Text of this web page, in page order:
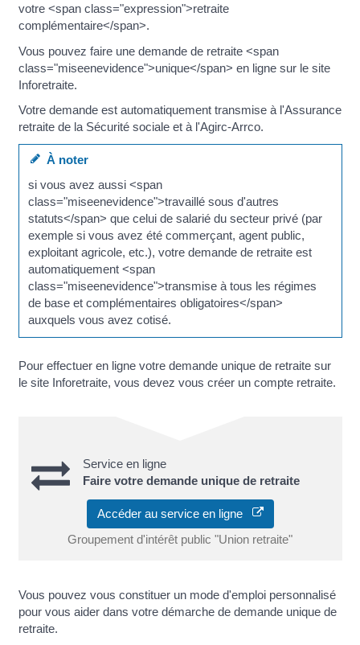
votre <span class="expression">retraite
complémentaire</span>.
Vous pouvez faire une demande de retraite <span
class="miseenevidence">unique</span> en ligne sur le site
Inforetraite.
Votre demande est automatiquement transmise à l'Assurance
retraite de la Sécurité sociale et à l'Agirc-Arrco.
À noter
si vous avez aussi <span
class="miseenevidence">travaillé sous d'autres
statuts</span> que celui de salarié du secteur privé (par
exemple si vous avez été commerçant, agent public,
exploitant agricole, etc.), votre demande de retraite est
automatiquement <span
class="miseenevidence">transmise à tous les régimes
de base et complémentaires obligatoires</span>
auxquels vous avez cotisé.
Pour effectuer en ligne votre demande unique de retraite sur
le site Inforetraite, vous devez vous créer un compte retraite.
Service en ligne
Faire votre demande unique de retraite
Accéder au service en ligne
Groupement d'intérêt public "Union retraite"
Vous pouvez vous constituer un mode d'emploi personnalisé
pour vous aider dans votre démarche de demande unique de
retraite.